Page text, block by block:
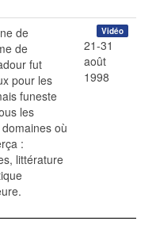
de
de
fut
pour les
funeste
les
où
:
littérature
Vidéo
21-31
août
1998